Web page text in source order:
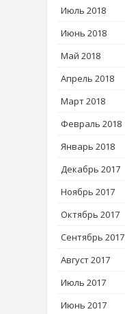
Июль 2018
Июнь 2018
Май 2018
Апрель 2018
Март 2018
Февраль 2018
Январь 2018
Декабрь 2017
Ноябрь 2017
Октябрь 2017
Сентябрь 2017
Август 2017
Июль 2017
Июнь 2017